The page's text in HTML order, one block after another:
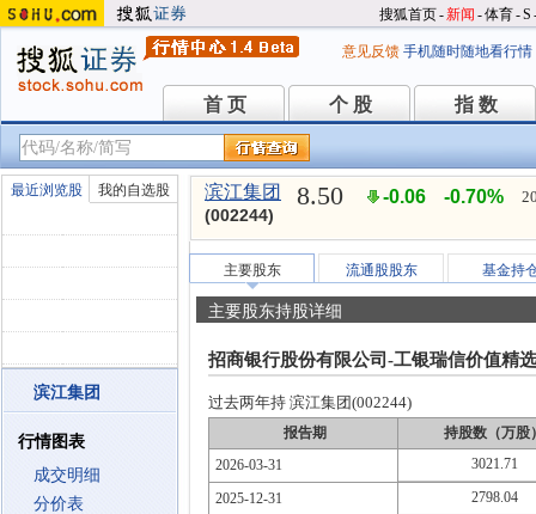
搜狐首页-新闻 -体育-S
意见反馈 手机随时随地看行情
首 页
首 页 个 股
个 股 指 数
指 数
最近浏览股 我的自选股
滨江集团
行情图表
成交明细
分价表
滨江集团
(002244)
8.50 -0.06 -0.70%
主要股东 流通股股东 基金持
主要股东持股详细
招商银行股份有限公司-工银瑞信价值精
过去两年持 滨江集团(002244)
报告期
持股数（万股
2026-03-31
3021.71
2025-12-31 2798.04